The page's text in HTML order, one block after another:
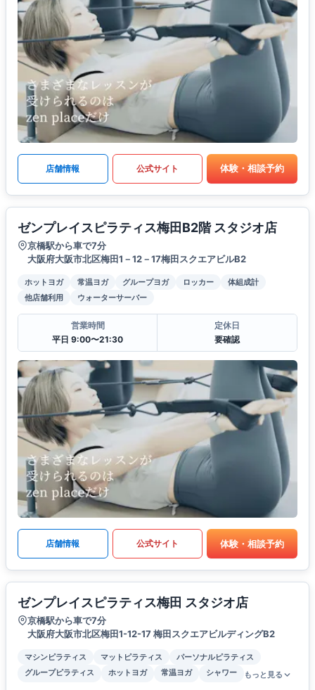
店舗情報 公式サイト 体験・相談予約
ゼンプレイスピラティス梅田B2階 スタジオ店
京橋駅から車で7分
大阪府大阪市北区梅田1－12－17梅田スクエアビルB2
ホットヨガ 常温ヨガ グループヨガ ロッカー
体組成計
他店舗利用
ウォーターサーバー
営業時間
平日 9:00〜21:30
定休日
要確認
店舗情報 公式サイト 体験・相談予約
ゼンプレイスピラティス梅田 スタジオ店
京橋駅から車で7分
大阪府大阪市北区梅田1-12-17 梅田スクエアビルディングB2
マシンピラティス マットピラティス
パーソナルピラティス
グループピラティス
ホットヨガ 常温ヨガ シャワー もっと見る